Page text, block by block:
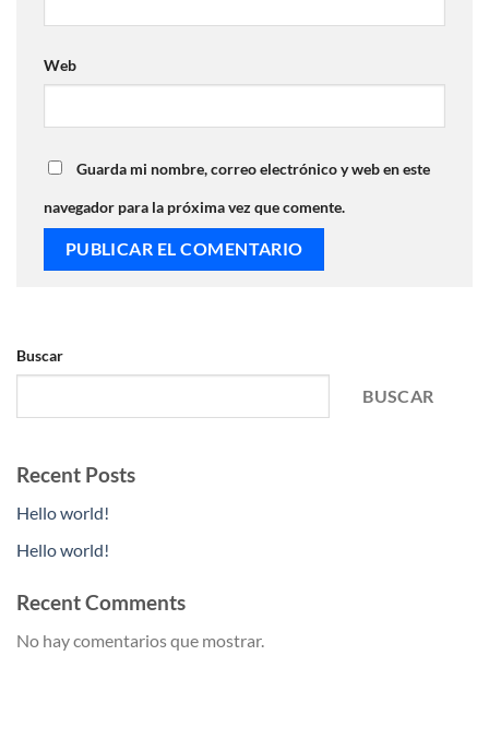
Web
Guarda mi nombre, correo electrónico y web en este
navegador para la próxima vez que comente.
Buscar
BUSCAR
Recent Posts
Hello world!
Hello world!
Recent Comments
No hay comentarios que mostrar.